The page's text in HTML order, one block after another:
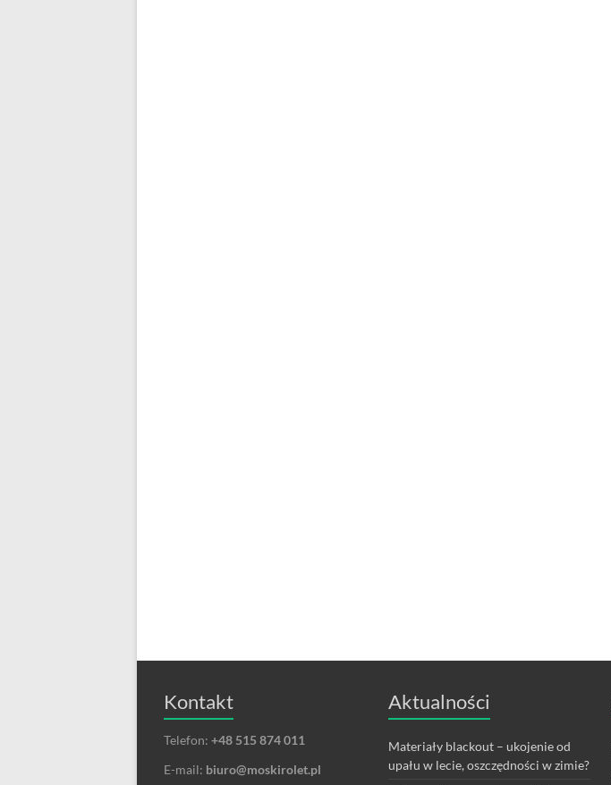
Kontakt
Telefon: +48 515 874 011
E-mail: biuro@moskirolet.pl
Aktualności
Materiały blackout – ukojenie od
upału w lecie, oszczędności w zimie?